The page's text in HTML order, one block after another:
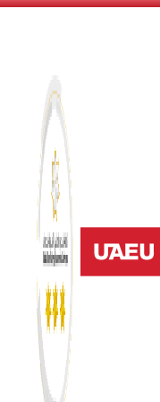
نظام